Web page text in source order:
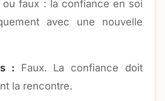
ou faux : la confiance en soi
avec une nouvelle
: Faux. La confiance doit
la rencontre.